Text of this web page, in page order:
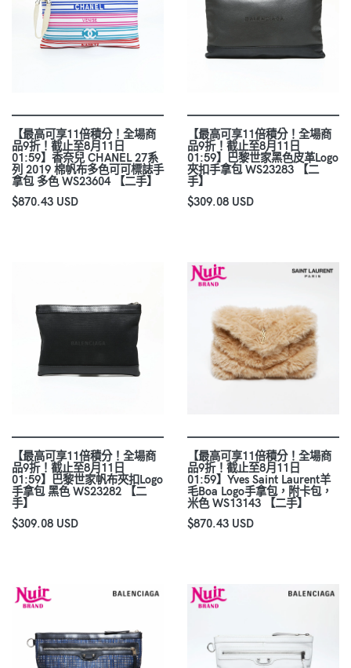
【最高可享11倍積分！全場商
品9折！截止至8月11日
01:59】香奈兒 CHANEL 27系
列 2019 棉帆布多色可可標誌手
拿包 多色 WS23604 【二手】
$870.43 USD
【最高可享11倍積分！全場商
品9折！截止至8月11日
01:59】巴黎世家黑色皮革Logo
夾扣手拿包 WS23283 【二
手】
$309.08 USD
【最高可享11倍積分！全場商
品9折！截止至8月11日
01:59】巴黎世家帆布夾扣Logo
手拿包 黑色 WS23282 【二
手】
$309.08 USD
【最高可享11倍積分！全場商
品9折！截止至8月11日
01:59】Yves Saint Laurent羊
毛Boa Logo手拿包，附卡包，
米色 WS13143 【二手】
$870.43 USD